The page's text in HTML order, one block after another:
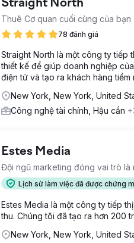
Straight North
Thuê Cơ quan cuối cùng của bạn
78 đánh giá
Straight North là một công ty tiếp
thiết kế để giúp doanh nghiệp
điện tử và tạo ra khách hàng tiềm
New York, New York, United
Công nghệ tài chính, Hậu cần
Estes Media
Đội ngũ marketing đóng vai trò là
Lịch sử làm việc đã được chứng
Estes Media là một công ty tiếp
thu. Chúng tôi đã tạo ra hơn 200
New York, New York, United